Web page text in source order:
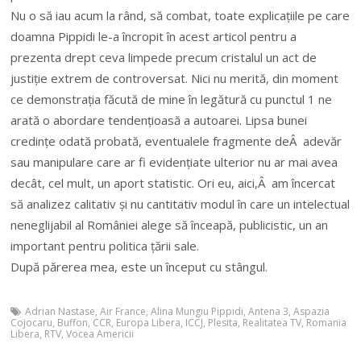
Nu o să iau acum la rând, să combat, toate explicațiile pe care
doamna Pippidi le-a încropit în acest articol pentru a
prezenta drept ceva limpede precum cristalul un act de
justiție extrem de controversat. Nici nu merită, din moment
ce demonstrația făcută de mine în legătură cu punctul 1 ne
arată o abordare tendențioasă a autoarei. Lipsa bunei
credințe odată probată, eventualele fragmente deÂ adevăr
sau manipulare care ar fi evidențiate ulterior nu ar mai avea
decât, cel mult, un aport statistic. Ori eu, aici,Â am încercat
să analizez calitativ și nu cantitativ modul în care un intelectual
neneglijabil al României alege să înceapă, publicistic, un an
important pentru politica țării sale.
După părerea mea, este un început cu stângul.
Adrian Nastase,Air France,Alina Mungiu Pippidi,Antena 3,Aspazia
Cojocaru, Buffon, CCR, Europa Libera, ICCJ, Plesita, Realitatea TV, Romania
Libera, RTV,Vocea Americii